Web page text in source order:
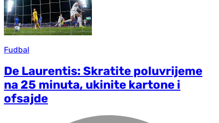
Fudbal
De Laurentis: Skratite poluvrijeme
na 25 minuta, ukinite kartone i
ofsajde